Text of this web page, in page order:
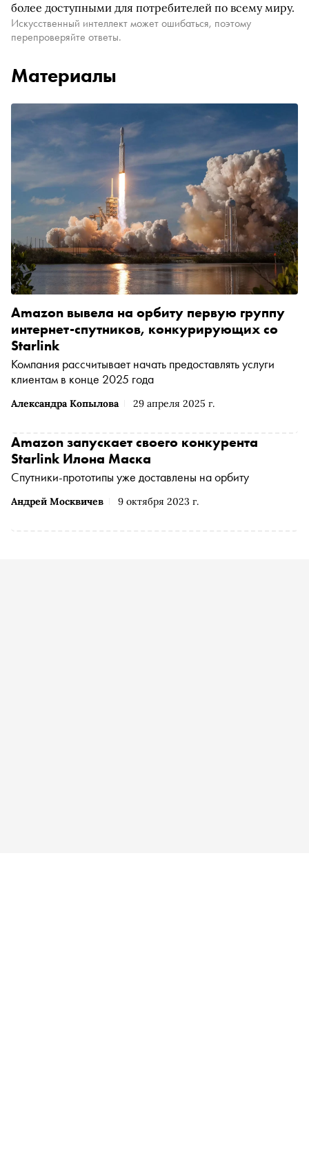
более доступными для потребителей по всему миру.
Искусственный интеллект может ошибаться, поэтому
перепроверяйте ответы.
Материалы
Александра Копылова 29 апреля 2025 г.
Amazon вывела на орбиту первую группу
интернет-спутников, конкурирующих со
Starlink
Компания рассчитывает начать предоставлять услуги
клиентам в конце 2025 года
Андрей Москвичев 9 октября 2023 г.
Amazon запускает своего конкурента
Starlink Илона Маска
Спутники-прототипы уже доставлены на орбиту